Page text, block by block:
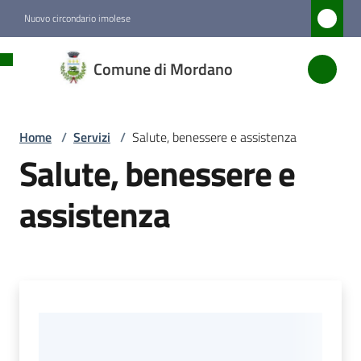
Nuovo circondario imolese
Comune di Mordano
di
Amministrazione
Novità
Home / Servizi / Salute, benessere e assistenza
Salute, benessere e
assistenza